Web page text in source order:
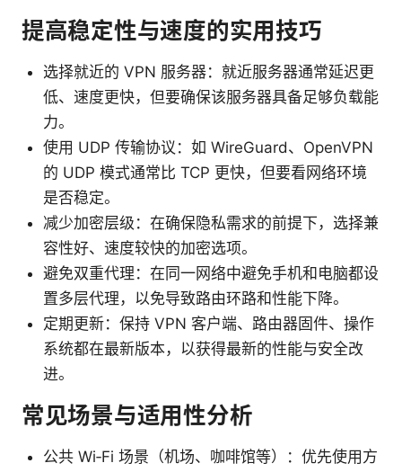
提高稳定性与速度的实用技巧
选择就近的 VPN 服务器：就近服务器通常延迟更
低、速度更快，但要确保该服务器具备足够负载能
力。
使用 UDP 传输协议：如 WireGuard、OpenVPN
的 UDP 模式通常比 TCP 更快，但要看网络环境
是否稳定。
减少加密层级：在确保隐私需求的前提下，选择兼
容性好、速度较快的加密选项。
避免双重代理：在同一网络中避免手机和电脑都设
置多层代理，以免导致路由环路和性能下降。
定期更新：保持 VPN 客户端、路由器固件、操作
系统都在最新版本，以获得最新的性能与安全改
进。
常见场景与适用性分析
公共 Wi‑Fi 场景（机场、咖啡馆等）：优先使用方